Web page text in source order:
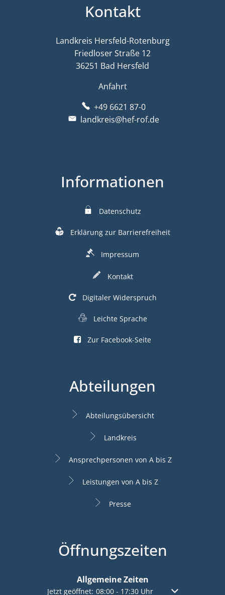
Kontakt
Landkreis Hersfeld-Rotenburg
Friedloser Straße 12
36251 Bad Hersfeld
Anfahrt
+49 6621 87-0
landkreis@hef-rof.de
Informationen
Datenschutz
Erklärung zur Barrierefreiheit
Impressum
Kontakt
Digitaler Widerspruch
Leichte Sprache
Zur Facebook-Seite
Abteilungen
Abteilungsübersicht
Landkreis
Ansprechpersonen von A bis Z
Leistungen von A bis Z
Presse
Öffnungszeiten
Allgemeine Zeiten
Klicken, um weitere Öffnungs- oder Schließzeiten
Jetzt geöffnet: 08:00- 17:30Uhr Von 08:00 bis